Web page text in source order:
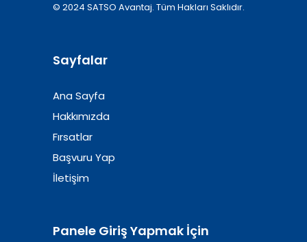
© 2024 SATSO Avantaj. Tüm Hakları Saklıdır.
Sayfalar
Ana Sayfa
Hakkımızda
Fırsatlar
Başvuru Yap
İletişim
Panele Giriş Yapmak İçin